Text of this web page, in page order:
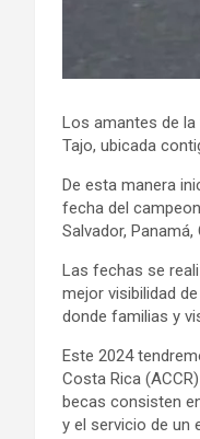
Los amantes de la
Tajo, ubicada
De esta manera
fecha del
Salvador,
Las fechas se
mejor visibilidad
donde familias y
Este 2024
Costa Rica
becas consisten
y el servicio de un